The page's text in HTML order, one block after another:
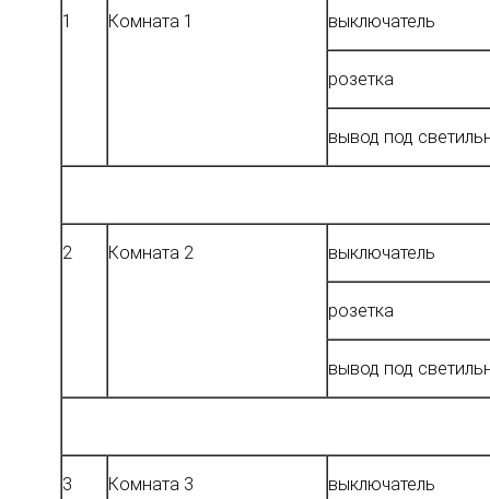
1 Комната 1 выключатель
розетка
вывод под
2 Комната 2 выключатель
розетка
вывод под
3 Комната 3 выключатель